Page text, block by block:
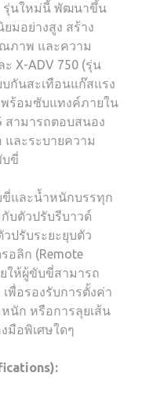
รุ่นใหม่นี้ พัฒนาขึ้น
มอย่างสูง สร้าง
ภาพ และความ
X-ADV 750 (รุ่น
บกันสะเทือนแก๊สแรง
พร้อมซับแทงค์ภายใน
สามารถตอบสนอง
และระบายความ
บขี่
ขี่และน้ำหนักบรรทุก
บตัวปรับรีบาวด์
วปรับระยะยุบตัว
อลิก (Remote
ให้ผู้ขับขี่สามารถ
พื่อรองรับการตั้งค่า
นัก หรือการลุยเส้น
มือพิเศษใดๆ